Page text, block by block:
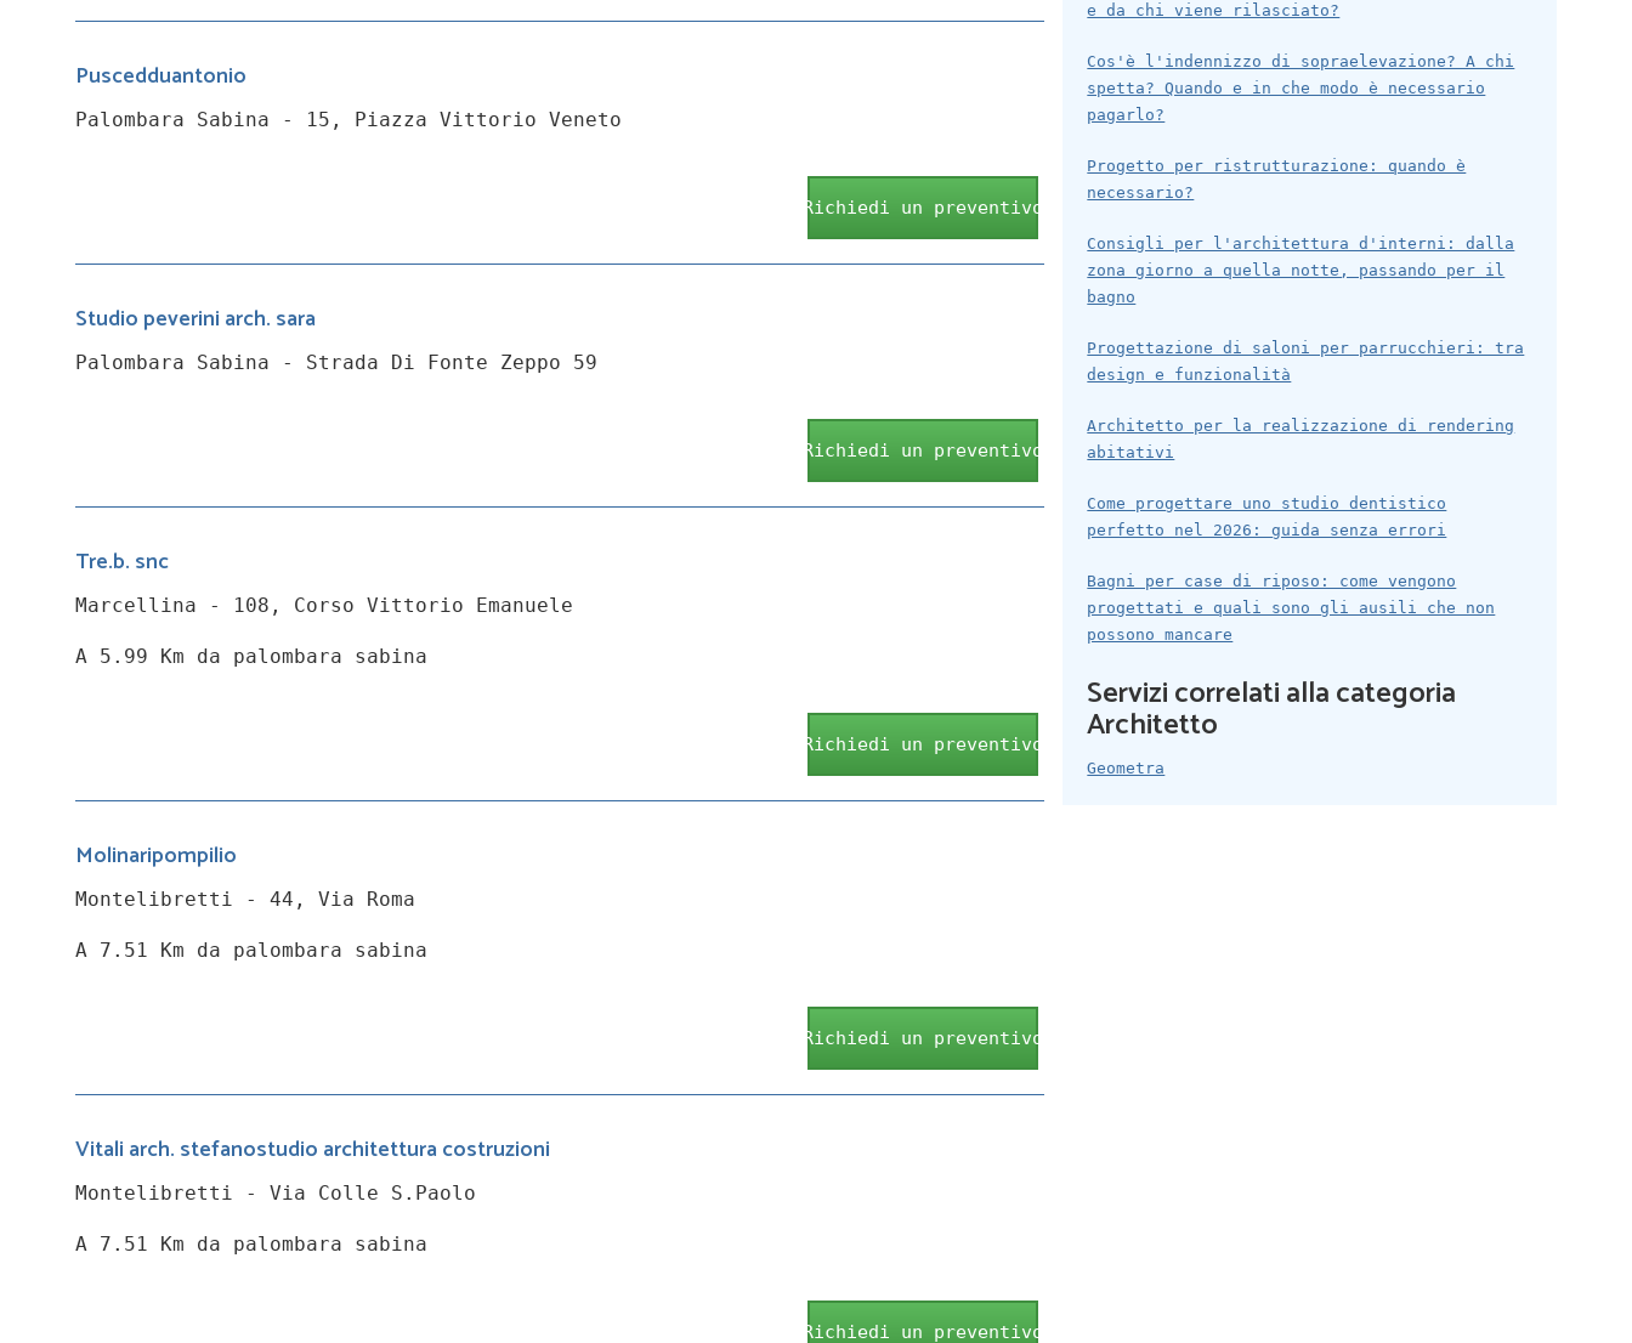
Puscedduantonio
Palombara Sabina - 15, Piazza Vittorio Veneto
Richiedi un preventivo
Studio peverini arch. sara
Palombara Sabina - Strada Di Fonte Zeppo 59
Richiedi un preventivo
Tre.b. snc
Marcellina - 108, Corso Vittorio Emanuele
A 5.99 Km da palombara sabina
Richiedi un preventivo
Molinaripompilio
Montelibretti - 44, Via Roma
A 7.51 Km da palombara sabina
Richiedi un preventivo
Vitali arch. stefanostudio architettura costruzioni
Montelibretti - Via Colle S.Paolo
A 7.51 Km da palombara sabina
Richiedi un preventivo
e da chi viene rilasciato?
Cos'è l'indennizzo di sopraelevazione? A chi
spetta? Quando e in che modo è necessario
pagarlo?
Progetto per ristrutturazione: quando è
necessario?
Consigli per l'architettura d'interni: dalla
zona giorno a quella notte, passando per il
bagno
Progettazione di saloni per parrucchieri: tra
design e funzionalità
Architetto per la realizzazione di rendering
abitativi
Come progettare uno studio dentistico
perfetto nel 2026: guida senza errori
Bagni per case di riposo: come vengono
progettati e quali sono gli ausili che non
possono mancare
Servizi correlati alla categoria
Architetto
Geometra